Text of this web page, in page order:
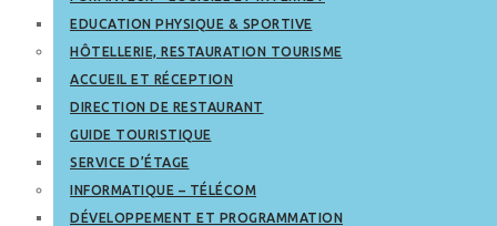
EDUCATION PHYSIQUE & SPORTIVE
HÔTELLERIE, RESTAURATION TOURISME
ACCUEIL ET RÉCEPTION
DIRECTION DE RESTAURANT
GUIDE TOURISTIQUE
SERVICE D’ÉTAGE
INFORMATIQUE – TÉLÉCOM
DÉVELOPPEMENT ET PROGRAMMATION